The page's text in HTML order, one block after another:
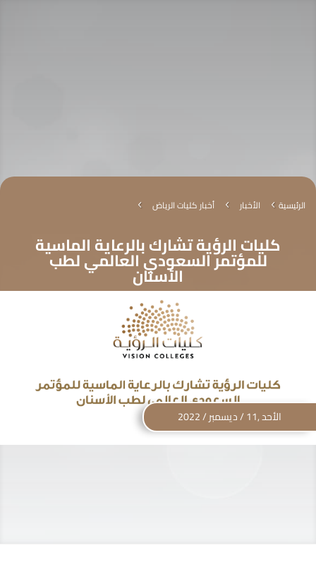
الرئيسية 4 الأخبار 4 أخبار كليات الرياض 4
كليات الرؤية تشارك بالرعاية الماسية
للمؤتمر السعودي العالمي لطب
الأسنان
الأحد ,11 / ديسمبر / 2022